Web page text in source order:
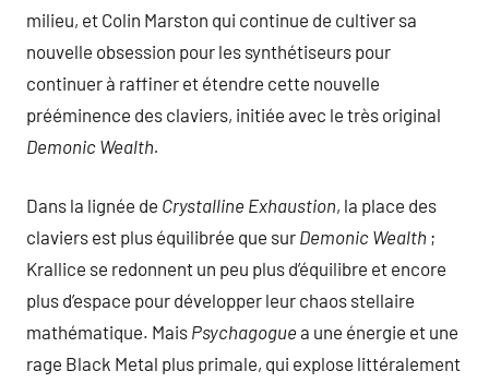
milieu, et Colin Marston qui continue de cultiver sa
nouvelle obsession pour les synthétiseurs pour
continuer à raffiner et étendre cette nouvelle
prééminence des claviers, initiée avec le très original
Demonic Wealth.
Dans la lignée de Crystalline Exhaustion, la place des
claviers est plus équilibrée que sur Demonic Wealth ;
Krallice se redonnent un peu plus d’équilibre et encore
plus d’espace pour développer leur chaos stellaire
mathématique. Mais Psychagogue a une énergie et une
rage Black Metal plus primale, qui explose littéralement